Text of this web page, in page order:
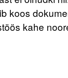
koos
kahe